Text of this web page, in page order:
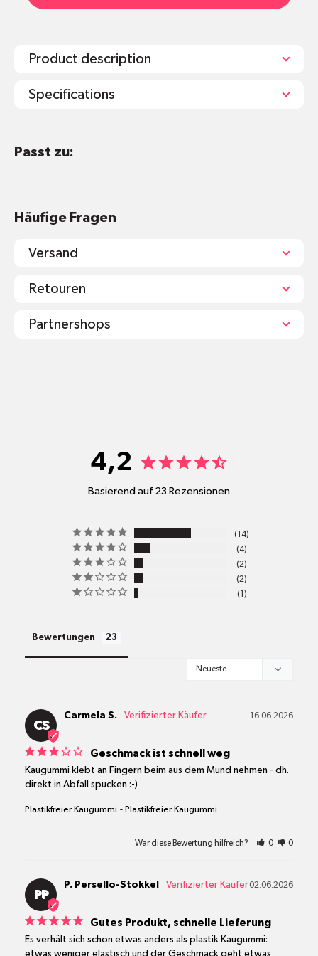
Product description
Specifications
Kartonverpackung
Stevia
Passt zu:
Häufige Fragen
Versand
pro
Standort
Versandkosten
alle Pakete
Retouren
Partnershops
4,2
Basierend auf 23 Rezensionen
14
4
2
2
1
Bewertungen
CS
16.06.2026
Carmela S.
Geschmack ist schnell weg
Kaugummi klebt an Fingern beim aus dem Mund nehmen - dh.
direkt in Abfall spucken :-)
Plastikfreier Kaugummi Plastikfreier Kaugummi
War diese Bewertung hilfreich? 0 0
PP
02.06.2026
P. Persello-Stokkel
Gutes Produkt, schnelle Lieferung
Es verhält sich schon etwas anders als plastik Kaugummi:
etwas weniger elastisch und der Geschmack geht etwas